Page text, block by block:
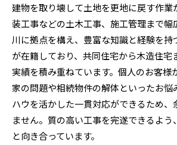
建物を取り壊して土地を更地に戻す作
装工事などの土木工事、施工管理まで幅
川に拠点を構え、豊富な知識と経験を持
が在籍しており、共同住宅から木造住宅
実績を積み重ねています。個人のお客様
家の問題や相続物件の解体といったお悩
ハウを活かした一貫対応ができるため、
ません。質の高い工事を完遂できるよ
と向き合っています。